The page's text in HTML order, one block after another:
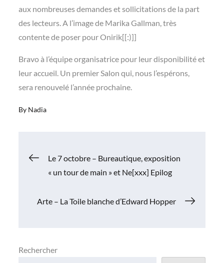
aux nombreuses demandes et sollicitations de la part
des lecteurs. A l’image de Marika Gallman, très
contente de poser pour Onirik[[:)]]
Bravo à l’équipe organisatrice pour leur disponibilité et
leur accueil. Un premier Salon qui, nous l’espérons,
sera renouvelé l’année prochaine.
By Nadia
Navigation
Le 7 octobre – Bureautique, exposition
« un tour de main » et Ne[xxx] Epilog
Arte – La Toile blanche d’Edward Hopper
Rechercher